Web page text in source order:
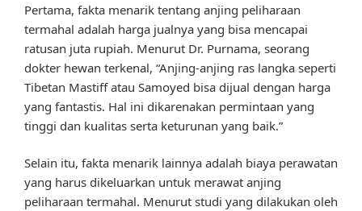
Pertama, fakta menarik tentang anjing peliharaan
termahal adalah harga jualnya yang bisa mencapai
ratusan juta rupiah. Menurut Dr. Purnama, seorang
dokter hewan terkenal, “Anjing-anjing ras langka seperti
Tibetan Mastiff atau Samoyed bisa dijual dengan harga
yang fantastis. Hal ini dikarenakan permintaan yang
tinggi dan kualitas serta keturunan yang baik.”
Selain itu, fakta menarik lainnya adalah biaya perawatan
yang harus dikeluarkan untuk merawat anjing
peliharaan termahal. Menurut studi yang dilakukan oleh